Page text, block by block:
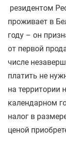
резидентом
проживает в
году – он
от первой
числе
платить не
на территории
календарном
налог в
ценой